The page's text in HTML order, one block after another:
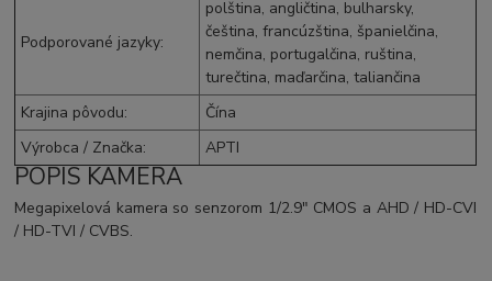
Podporované jazyky:
polština, angličtina, bulharsky,
čeština, francúzština, španielčina,
nemčina, portugalčina, ruština,
turečtina, maďarčina, taliančina
Krajina pôvodu:
Čína
Výrobca / Značka: APTI
POPIS KAMERA
Megapixelová kamera so senzorom 1/2.9" CMOS a AHD / HD-CVI
/ HD-TVI / CVBS.